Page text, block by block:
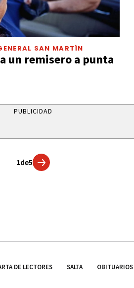
SAN MARTÍN
un remisero a punta
PUBLICIDAD
1de5
DE LECTORES SALTA OBITUARIOS